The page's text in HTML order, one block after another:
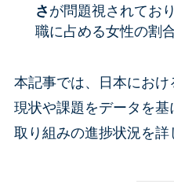
さ が問題視されてお
職に占める女性の割
本記事では、日本にお
現状や課題をデータを
取り組みの進捗状況を詳